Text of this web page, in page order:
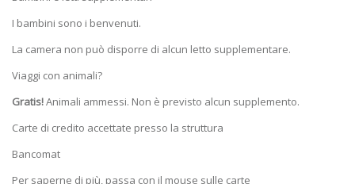
I bambini sono i benvenuti.
La camera non può disporre di alcun letto supplementare.
Viaggi con animali?
Gratis!Animali ammessi. Non è previsto alcun supplemento.
Carte di credito accettate presso la struttura
Bancomat
Per saperne di più, passa con il mouse sulle carte